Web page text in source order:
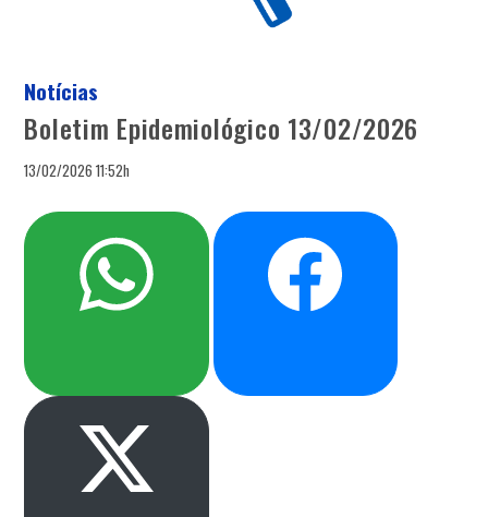
Notícias
Boletim Epidemiológico 13/02/2026
13/02/2026 11:52h